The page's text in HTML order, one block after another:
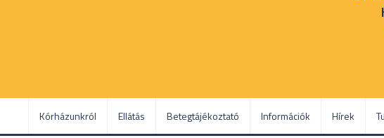
Kórházunkról Ellátás Betegtájékoztató Információk Hírek